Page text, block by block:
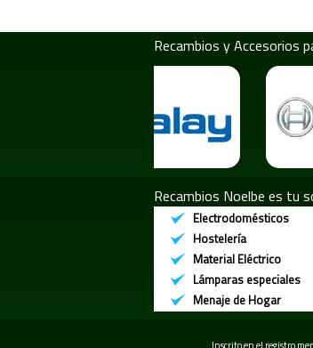
Recambios y Accesorios
Recambios Noelbe es tu
Electrodomésticos
Hostelería
Material Eléctrico
Lámparas especiales
Menaje de Hogar